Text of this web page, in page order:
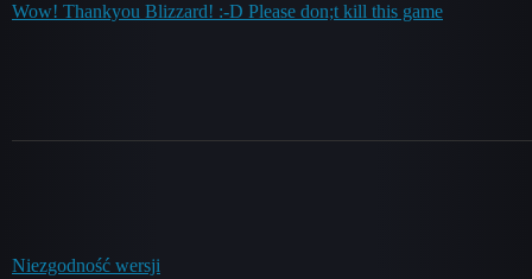
Wow! Thankyou Blizzard! :-D Please don;t kill this game
Niezgodność wersji